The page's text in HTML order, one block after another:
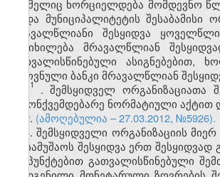
რომელიც ხორციელდება მომდევნო
ან/და მუნიციპალიტეტის
მრავალწლიანი შესყიდვა
განიხილება მრავალწლიან
გათვალისწინებული
ეროვნული ბანკი მრავალწლიან
1
. შემსყიდველ ორგანიზაციათა
კანონქვემდებარე ნორმატიული
2. (ამოღებულია – 27.03.2012, №5926).
3. შემსყიდველი ორგანიზაციის
ან სამუშაოს შესყიდვა ერთ
ქვეპუნქტებით გათვალისწინებული